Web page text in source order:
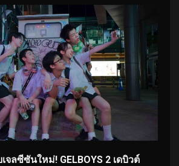
จลซีซันใหม่! GELBOYS 2 เดบิวต์